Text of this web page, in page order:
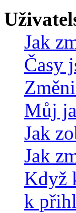
Jak
Časy
Můj
Jak
Jak
Když
k